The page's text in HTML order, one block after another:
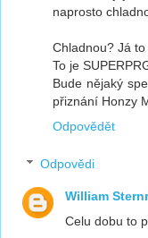
naprosto
Chladnou? Já
To je
Bude nějaký
přiznání Honzy
Odpovědět
Odpovědi
William
Celu dobu to